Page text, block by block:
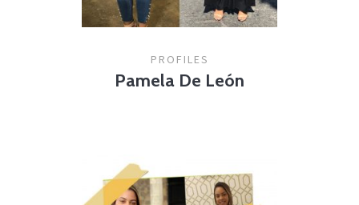
PROFILES
Pamela De León